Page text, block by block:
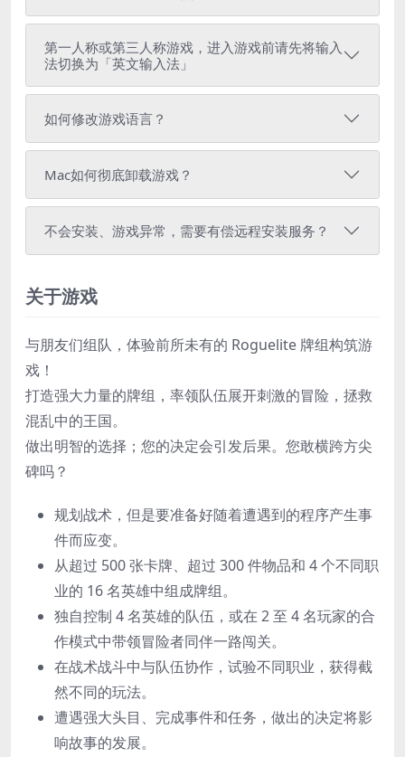
第一人称或第三人称游戏，进入游戏前请先将输入
法切换为「英文输入法」
如何修改游戏语言？
Mac如何彻底卸载游戏？
不会安装、游戏异常，需要有偿远程安装服务？
关于游戏
与朋友们组队，体验前所未有的 Roguelite 牌组构筑游
戏！
打造强大力量的牌组，率领队伍展开刺激的冒险，拯救
混乱中的王国。
做出明智的选择；您的决定会引发后果。您敢横跨方尖
碑吗？
规划战术，但是要准备好随着遭遇到的程序产生事
件而应变。
从超过 500 张卡牌、超过 300 件物品和 4 个不同职
业的 16 名英雄中组成牌组。
独自控制 4 名英雄的队伍，或在 2 至 4 名玩家的合
作模式中带领冒险者同伴一路闯关。
在战术战斗中与队伍协作，试验不同职业，获得截
然不同的玩法。
遭遇强大头目、完成事件和任务，做出的决定将影
响故事的发展。